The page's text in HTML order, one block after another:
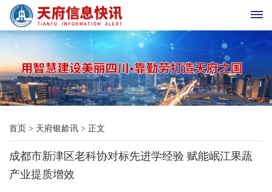
首
页
天
府
老
首页 > 天府银龄讯 > 正文
成都市新津区老科协对标先进学经验 赋能岷江果蔬
产业提质增效